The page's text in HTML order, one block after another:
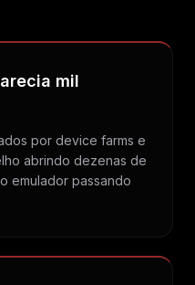
mil
por device farms e
abrindo dezenas de
emulador passando